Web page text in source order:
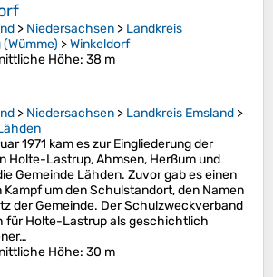
> Niedersachsen > Landkreis
>Winkeldorf
Höhe: 38 m
> Niedersachsen > Landkreis Emsland >
1971 kam es zur Eingliederung der
Holte-Lastrup, Ahmsen, Herßum und
Gemeinde Lähden. Zuvor gab es einen
um den Schulstandort, den Namen
der Gemeinde. Der Schulzweckverband
für Holte-Lastrup als geschichtlich
Höhe: 30 m